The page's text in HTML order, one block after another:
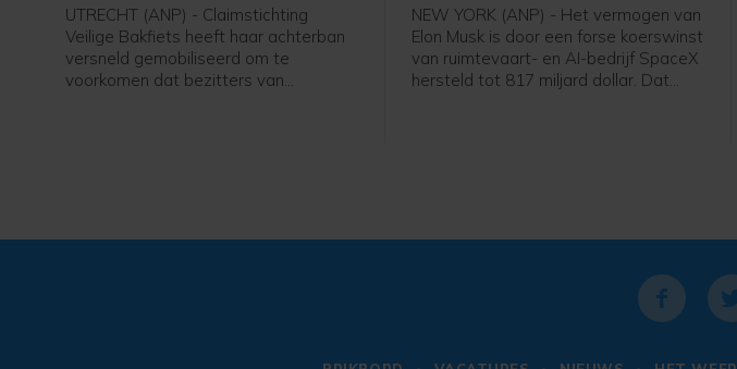
UTRECHT (ANP) - Claimstichting
Veilige Bakfiets heeft haar achterban
versneld gemobiliseerd om te
voorkomen dat bezitters van
NEW YORK (ANP) - Het vermogen van
Elon Musk is door een forse koerswinst
van ruimtevaart- en AI-bedrijf SpaceX
hersteld tot 817 miljard dollar. Dat